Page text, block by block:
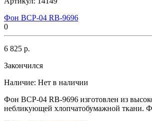
Фон BCP-04 RB-9696
0
6 825 р.
Закончился
Наличие: Нет в наличии
Фон BCP-04 RB-9696 изготовлен из
небликующей хлопчатобумажной ткани.